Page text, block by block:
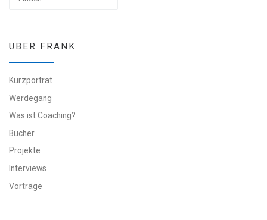
ÜBER FRANK
Kurzporträt
Werdegang
Was ist Coaching?
Bücher
Projekte
Interviews
Vorträge